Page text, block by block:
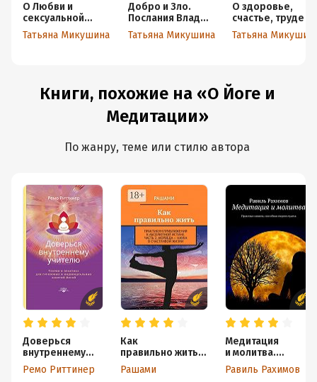
О Любви и
сексуальной
энергии
Татьяна Микушина
Добро и Зло.
Послания Владык
Мудрости
Татьяна Микушина
О здоровье,
счастье, труде и
деньгах
Книги, похожие на «О Йоге и
Медитации»
По жанру, теме или стилю автора
Доверься
внутреннему
учителю.
Теория и
Ремо Риттинер
Как
правильно жить.
Практикум
приближения
Рашами
Медитация
и молитва.
Практика
слияния,
Равиль Рахимов